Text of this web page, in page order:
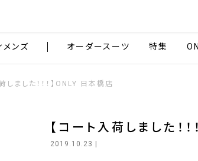
ランド ONLY
メンズ オーダースーツ 特集
しました！！！】ONLY 日本橋店
【コート入荷しました！
2019.10.23